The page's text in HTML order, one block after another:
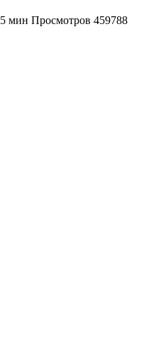
5 мин Просмотров 459788